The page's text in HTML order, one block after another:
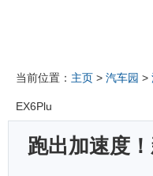
当前位置： 主页 > 汽车园 >
EX6Plu
跑出加速度